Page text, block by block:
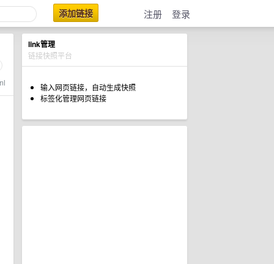
添加链接 注册 登录
link管理
链接快照平台
输入网页链接，自动生成快照
标签化管理网页链接